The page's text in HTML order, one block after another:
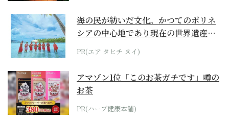
海の民が紡いだ文化。かつてのポリネ
シアの中心地であり現在の世界遺産か
らみえてくる...
PR(エア タヒチ ヌイ)
アマゾン1位「このお茶ガチです」噂の
お茶
PR(ハーブ健康本舗)